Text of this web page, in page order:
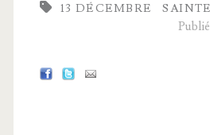
13 DÉCEMBRE